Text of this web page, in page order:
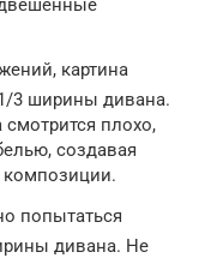
картина
3 ширины дивана.
плохо,
создавая
композиции.
попытаться
дивана. Не